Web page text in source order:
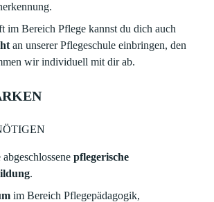
im Bereich Pflege kannst du dich auch
an unserer Pflegeschule einbringen, den
wir individuell mit dir ab.
abgeschlossenepflegerische
.
im Bereich Pflegepädagogik,